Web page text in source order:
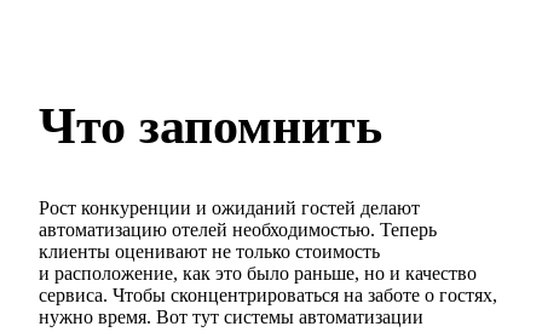
Что запомнить
Рост конкуренции и ожиданий гостей делают
автоматизацию отелей необходимостью. Теперь
клиенты оценивают не только стоимость
и расположение, как это было раньше, но и качество
сервиса. Чтобы сконцентрироваться на заботе о гостях,
нужно время. Вот тут системы автоматизации